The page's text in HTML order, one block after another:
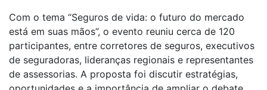
Com o tema “Seguros de vida: o futuro do mercado
está em suas mãos”, o evento reuniu cerca de 120
participantes, entre corretores de seguros, executivos
de seguradoras, lideranças regionais e representantes
de assessorias. A proposta foi discutir estratégias,